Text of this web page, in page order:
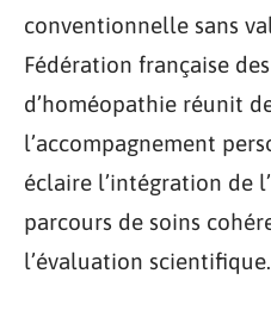
conventionnelle sans
Fédération française
d’homéopathie réunit
l’accompagnement
éclaire l’intégration de
parcours de soins
l’évaluation scientifique.